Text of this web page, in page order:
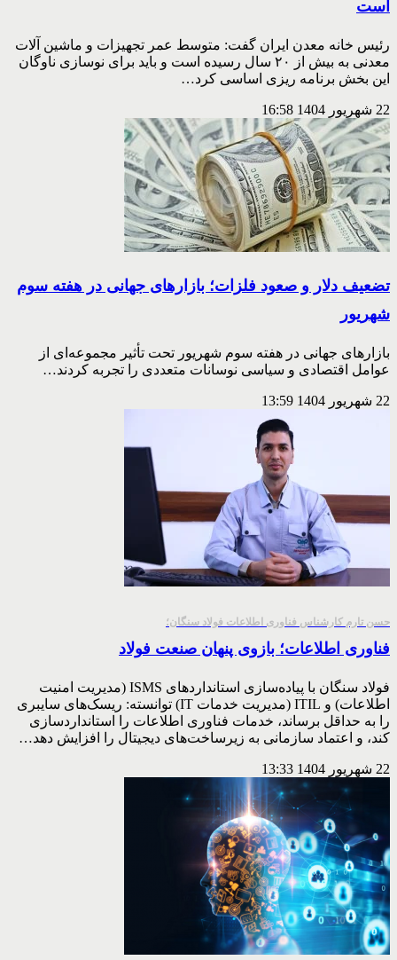
است
رئیس خانه معدن ایران گفت: متوسط عمر تجهیزات و ماشین آلات
معدنی به بیش از ۲۰ سال رسیده است و باید برای نوسازی ناوگان
این بخش برنامه ریزی اساسی کرد…
22 شهریور 1404 16:58
تضعیف دلار و صعود فلزات؛ بازارهای جهانی در هفته سوم
شهریور
بازارهای جهانی در هفته سوم شهریور تحت تأثیر مجموعه‌ای از
عوامل اقتصادی و سیاسی نوسانات متعددی را تجربه کردند…
22 شهریور 1404 13:59
حسن تارم کارشناس فناوری اطلاعات فولاد سنگان؛
فناوری اطلاعات؛ بازوی پنهان صنعت فولاد
فولاد سنگان با پیاده‌سازی استانداردهای ISMS (مدیریت امنیت
اطلاعات) و ITIL (مدیریت خدمات IT) توانسته: ریسک‌های سایبری
را به حداقل برساند، خدمات فناوری اطلاعات را استانداردسازی
کند، و اعتماد سازمانی به زیرساخت‌های دیجیتال را افزایش دهد…
22 شهریور 1404 13:33